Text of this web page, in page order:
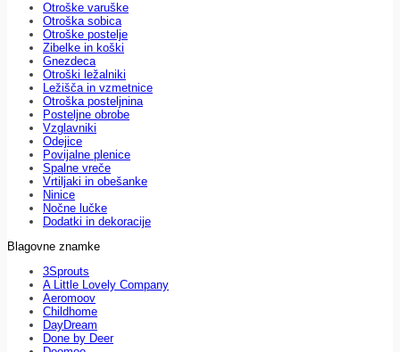
Otroške varuške
Otroška sobica
Otroške postelje
Zibelke in koški
Gnezdeca
Otroški ležalniki
Ležišča in vzmetnice
Otroška posteljnina
Posteljne obrobe
Vzglavniki
Odejice
Povijalne plenice
Spalne vreče
Vrtiljaki in obešanke
Ninice
Nočne lučke
Dodatki in dekoracije
Blagovne znamke
3Sprouts
A Little Lovely Company
Aeromoov
Childhome
DayDream
Done by Deer